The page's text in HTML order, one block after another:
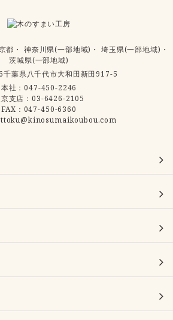
都 ・ 神奈川県(一部地域) ・ 埼玉県(一部地域) ・
茨城県(一部地域)
葉県八千代市大和田新田917-5
本社：047-450-2246
支店：03-6426-2105
FAX：047-450-6360